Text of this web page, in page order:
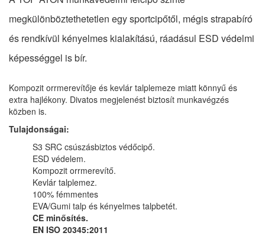
megkülönböztethetetlen egy sportcipőtől, mégis strapabíró
és rendkívül kényelmes kialakítású, ráadásul ESD védelmi
képességgel is bír.
Kompozit orrmerevítője és kevlár talplemeze miatt könnyű és
extra hajlékony. Divatos megjelenést biztosít munkavégzés
közben is.
Tulajdonságai:
S3 SRC csúszásbiztos védőcipő.
ESD védelem.
Kompozit orrmerevítő.
Kevlár talplemez.
100% fémmentes
EVA/Gumi talp és kényelmes talpbetét.
CE minősítés.
EN ISO 20345:2011